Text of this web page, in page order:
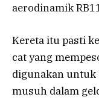
aerodinamik
Kereta itu pasti
cat yang
digunakan
musuh dalam